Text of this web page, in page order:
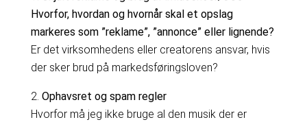
Hvorfor, hvordan og hvornår skal et opslag
markeres som ”reklame”, ”annonce” eller lignende?
Er det virksomhedens eller creatorens ansvar, hvis
der sker brud på markedsføringsloven?
Ophavsret og spam regler
Hvorfor må jeg ikke bruge al den musik der er